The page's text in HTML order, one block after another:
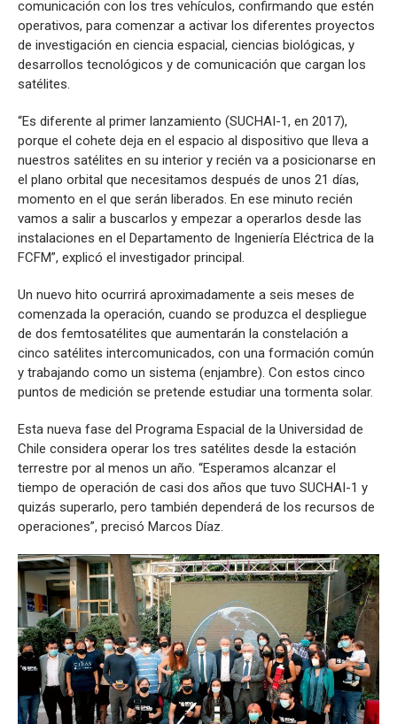
comunicación con los tres vehículos, confirmando que estén
operativos, para comenzar a activar los diferentes proyectos
de investigación en ciencia espacial, ciencias biológicas, y
desarrollos tecnológicos y de comunicación que cargan los
satélites.
“Es diferente al primer lanzamiento (SUCHAI-1, en 2017),
porque el cohete deja en el espacio al dispositivo que lleva a
nuestros satélites en su interior y recién va a posicionarse en
el plano orbital que necesitamos después de unos 21 días,
momento en el que serán liberados. En ese minuto recién
vamos a salir a buscarlos y empezar a operarlos desde las
instalaciones en el Departamento de Ingeniería Eléctrica de la
FCFM”, explicó el investigador principal.
Un nuevo hito ocurrirá aproximadamente a seis meses de
comenzada la operación, cuando se produzca el despliegue
de dos femtosatélites que aumentarán la constelación a
cinco satélites intercomunicados, con una formación común
y trabajando como un sistema (enjambre). Con estos cinco
puntos de medición se pretende estudiar una tormenta solar.
Esta nueva fase del Programa Espacial de la Universidad de
Chile considera operar los tres satélites desde la estación
terrestre por al menos un año. “Esperamos alcanzar el
tiempo de operación de casi dos años que tuvo SUCHAI-1 y
quizás superarlo, pero también dependerá de los recursos de
operaciones”, precisó Marcos Díaz.